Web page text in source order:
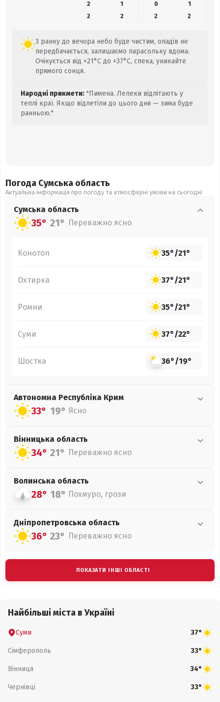
2
1 0
1
2
2 2 2
З ранку до вечора небо буде чистим, опадів не
передбачається, залишаємо парасольку вдома.
Очікується від +21°C до +37°C, спека, уникайте
прямого сонця.
Народні прикмети: "Пимена. Лелеки відлітають у
теплі краї. Якщо відлетіли до цього дня — зима буде
ранньою."
Погода Сумська область
Актуальна інформація про погоду та атмосферні умови на сьогодні
Сумська область
35° 21° Переважно ясно
Конотоп 35°/21°
Охтирка 37°/21°
Ромни 35°/21°
Суми 37°/22°
Шостка 36°/19°
Автономна Республіка Крим
33° 19° Ясно
Вінницька область
34° 21° Переважно ясно
Волинська область
28° 18° Похмуро, грози
Дніпропетровська область
36° 23° Переважно ясно
ПОКАЗАТИ ІНШІ ОБЛАСТІ
Найбільші міста в Україні
Суми 37°
Сімферополь 33°
Вінниця 34°
Чернівці 33°